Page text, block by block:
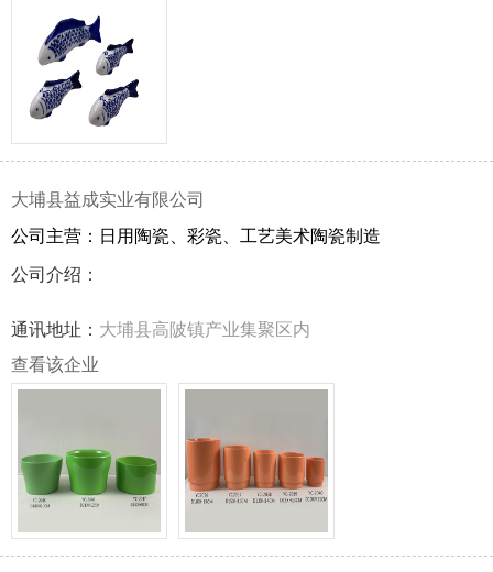
研发、制造、销售。
大埔县益成实业有限公司
公司主营：日用陶瓷、彩瓷、工艺美术陶瓷制造
公司介绍：
通讯地址： 大埔县高陂镇产业集聚区内
查看该企业